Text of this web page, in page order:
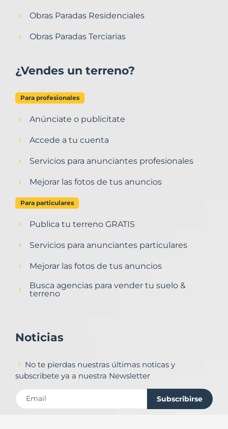
Obras Paradas Residenciales
Obras Paradas Terciarias
¿Vendes un terreno?
Para profesionales
Anúnciate o publicitate
Accede a tu cuenta
Servicios para anunciantes profesionales
Mejorar las fotos de tus anuncios
Para particulares
Publica tu terreno GRATIS
Servicios para anunciantes particulares
Mejorar las fotos de tus anuncios
Busca agencias para vender tu suelo &
terreno
Noticias
No te pierdas nuestras últimas noticas y
subscribete ya a nuestra Newsletter
Subscribirse